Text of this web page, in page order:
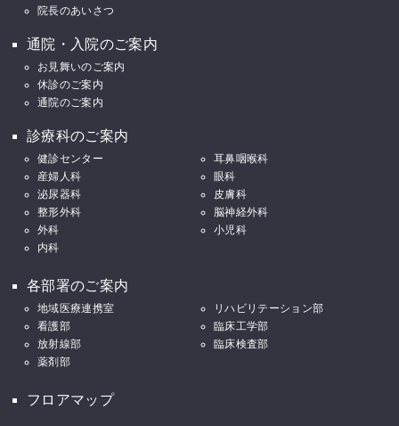
院長のあいさつ
通院・入院のご案内
お見舞いのご案内
休診のご案内
通院のご案内
診療科のご案内
健診センター
耳鼻咽喉科
産婦人科
眼科
泌尿器科
皮膚科
整形外科
脳神経外科
外科
小児科
内科
各部署のご案内
地域医療連携室
リハビリテーション部
看護部
臨床工学部
放射線部
臨床検査部
薬剤部
フロアマップ